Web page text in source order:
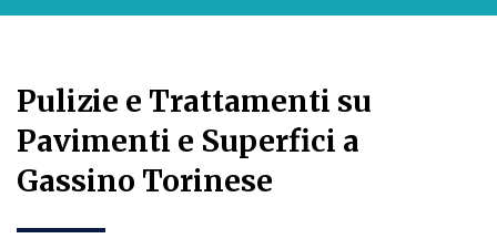
Pulizie e Trattamenti su
Pavimenti e Superfici a
Gassino Torinese